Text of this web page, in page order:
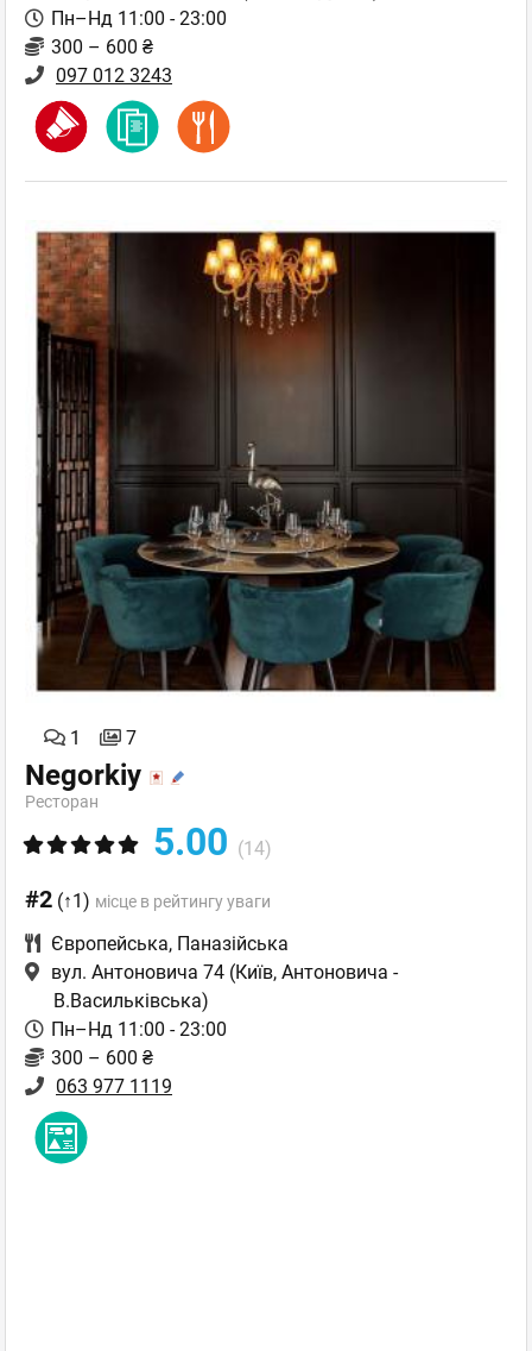
Пн–Нд 11:00 - 23:00
300 – 600 ₴
097 012 3243
1 7
Negorkiy
Ресторан
5.00 (14)
#2 (↑1) місце в рейтингу уваги
Європейська, Паназійська
вул. Антоновича 74 (Київ, Антоновича -
В.Васильківська)
Пн–Нд 11:00 - 23:00
300 – 600 ₴
063 977 1119